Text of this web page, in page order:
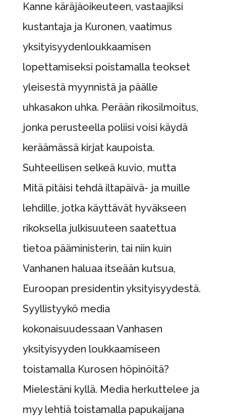
Kanne käräjäoikeuteen, vastaajiksi
kustantaja ja Kuronen, vaatimus
yksityisyydenloukkaamisen
lopettamiseksi poistamalla teokset
yleisestä myynnistä ja päälle
uhkasakon uhka. Perään rikosilmoitus,
jonka perusteella poliisi voisi käydä
keräämässä kirjat kaupoista.
Suhteellisen selkeä kuvio, mutta
Mitä pitäisi tehdä iltapäivä- ja muille
lehdille, jotka käyttävät hyväkseen
rikoksella julkisuuteen saatettua
tietoa pääministerin, tai niin kuin
Vanhanen haluaa itseään kutsua,
Euroopan presidentin yksityisyydestä.
Syyllistyykö media
kokonaisuudessaan Vanhasen
yksityisyyden loukkaamiseen
toistamalla Kurosen höpinöitä?
Mielestäni kyllä. Media herkuttelee ja
myy lehtiä toistamalla papukaijana